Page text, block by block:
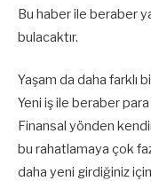
Bu haber ile beraber
bulacaktır.
Yaşam da daha farklı
Yeni iş ile beraber para
Finansal yönden
bu rahatlamaya çok
daha yeni girdiğiniz